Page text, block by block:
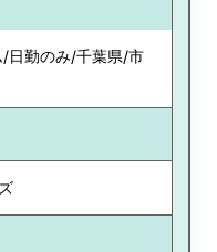
日勤のみ/千葉県/市